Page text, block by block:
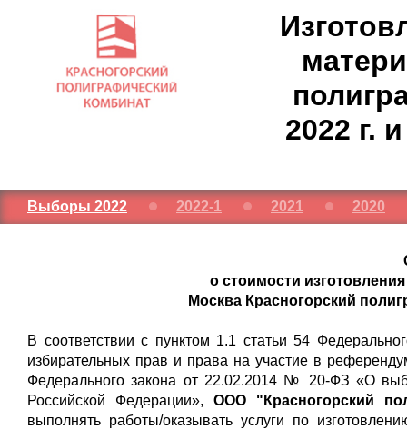
2022 г.
Выборы 2022 2022-1 2021 2020
о стоимости
Москва Красногорский
В соответствии с пунктом 1.1 статьи 54
избирательных прав и права на участие в
Федерального закона от 22.02.2014 № 20-ФЗ «О
Российской Федерации», ООО "Красногорский
выполнять работы/оказывать услуги по